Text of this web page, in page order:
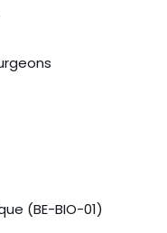
(BE-BIO-01)